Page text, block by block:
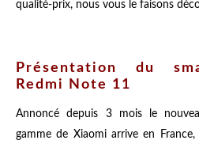
qualité-prix, nous vous le faisons
Présentation du
Redmi Note 11
Annoncé depuis 3 mois le
gamme de Xiaomi arrive en